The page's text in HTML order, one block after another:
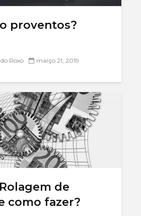
proventos?
Roxo março 21, 2019
de
como fazer?